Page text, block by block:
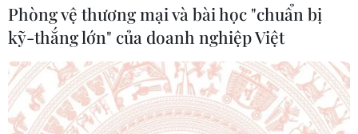
Triều Tiên hủy giải marathon quốc tế
Bình Nhưỡng vì lo ngại COVID-19
21/02/2020 12:40
Phòng vệ thương mại và bài học "chuẩn bị
kỹ-thắng lớn" của doanh nghiệp Việt